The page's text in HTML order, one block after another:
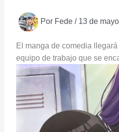
Por Fede / 13 de
El manga de comedia
equipo de trabajo que se